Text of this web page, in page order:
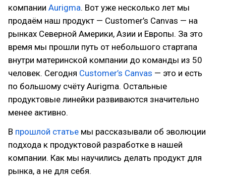
компании Aurigma. Вот уже несколько лет мы
продаём наш продукт — Customer’s Canvas — на
рынках Северной Америки, Азии и Европы. За это
время мы прошли путь от небольшого стартапа
внутри материнской компании до команды из 50
человек. Сегодня Customer’s Canvas — это и есть
по большому счёту Aurigma. Остальные
продуктовые линейки развиваются значительно
менее активно.
В прошлой статье мы рассказывали об эволюции
подхода к продуктовой разработке в нашей
компании. Как мы научились делать продукт для
рынка, а не для себя.